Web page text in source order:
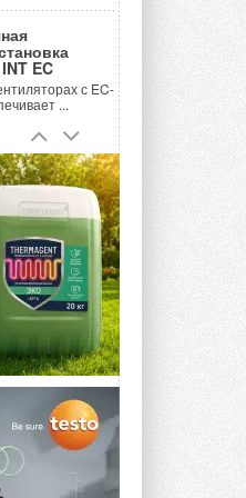
EC
с EC-
...
и
...
аварий
и снеговых ...
насос PV/T
...